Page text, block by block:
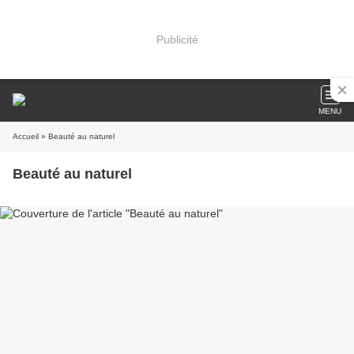
Publicité
MENU
Accueil » Beauté au naturel
Beauté au naturel